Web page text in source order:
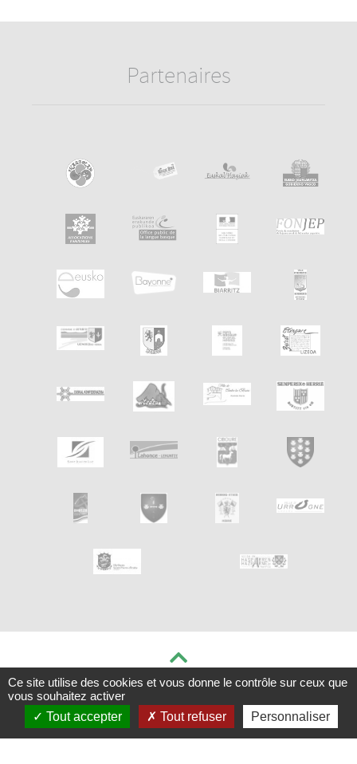
Partenaires
Mentions légales| Création et programmation:
Ce site utilise des cookies et vous donne le contrôle sur ceux que
vous souhaitez activer
Tout accepter
Tout refuser Personnaliser